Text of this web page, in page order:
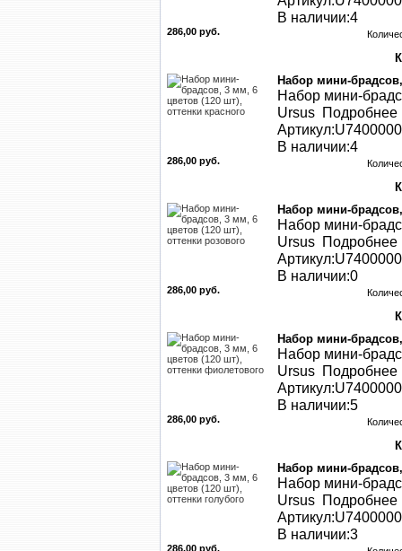
В наличии:4
286,00 руб.
Набор мини-
Набор мини-
Ursus Подробнее
В наличии:4
286,00 руб.
Набор мини-
Набор мини-
Ursus Подробнее
В наличии:0
286,00 руб.
Набор мини-
Набор мини-
Ursus Подробнее
В наличии:5
286,00 руб.
Набор мини-
Набор мини-
Ursus Подробнее
В наличии:3
286,00 руб.